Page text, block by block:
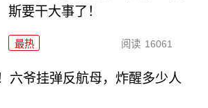
斯要干大事了！
最热 阅读 16061
六爷挂弹反航母，炸醒多少人